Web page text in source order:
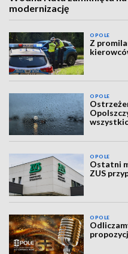
modernizację
OPOLE
Z
OPOLE
OPOLE
Ostatni
ZUS
OPOLE